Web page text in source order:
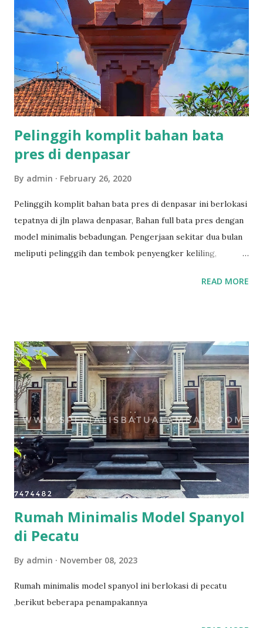
Pelinggih komplit bahan bata
pres di denpasar
By admin February 26, 2020
Pelinggih komplit bahan bata pres di denpasar ini berlokasi
tepatnya di jln plawa denpasar, Bahan full bata pres dengan
model minimalis bebadungan. Pengerjaan sekitar dua bulan
meliputi pelinggih dan tembok penyengker keliling,
ratu ngurah Piasan Pelinggih surya Pelinggih tugu
bali bahan bata pres bisa dilihat di tautan sebagai berikut
Semua postingan tentang bata pres Untuk mendapatkan
diskon 5 persen bisa follow ,like dan subscribe channel
youtube kami di
https://www.youtube.com/spesialisbatualambali untuk yang
tidak sedang membangun juga bisa mendapat tambahan
penghasilan berupa persenan 5 % dari setiap order yang
deal dengan cara menjadi penghubung proyek.
READ MORE
Rumah Minimalis Model Spanyol
di Pecatu
By admin November 08, 2023
Rumah minimalis model spanyol ini berlokasi di pecatu
,berikut beberapa penampakannya